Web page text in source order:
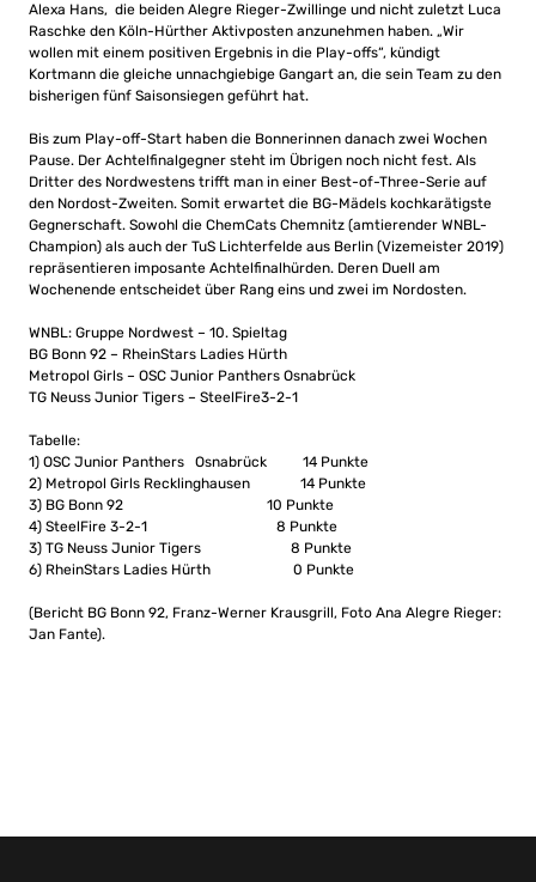
Alexa Hans, die beiden Alegre Rieger-Zwillinge und nicht zuletzt Luca
Raschke den Köln-Hürther Aktivposten anzunehmen haben. „Wir
wollen mit einem positiven Ergebnis in die Play-offs“, kündigt
Kortmann die gleiche unnachgiebige Gangart an, die sein Team zu den
bisherigen fünf Saisonsiegen geführt hat.
Bis zum Play-off-Start haben die Bonnerinnen danach zwei Wochen
Pause. Der Achtelfinalgegner steht im Übrigen noch nicht fest. Als
Dritter des Nordwestens trifft man in einer Best-of-Three-Serie auf
den Nordost-Zweiten. Somit erwartet die BG-Mädels kochkarätigste
Gegnerschaft. Sowohl die ChemCats Chemnitz (amtierender WNBL-
Champion) als auch der TuS Lichterfelde aus Berlin (Vizemeister 2019)
repräsentieren imposante Achtelfinalhürden. Deren Duell am
Wochenende entscheidet über Rang eins und zwei im Nordosten.
WNBL: Gruppe Nordwest – 10. Spieltag
BG Bonn 92 – RheinStars Ladies Hürth
Metropol Girls – OSC Junior Panthers Osnabrück
TG Neuss Junior Tigers – SteelFire3-2-1
Tabelle:
1) OSC Junior Panthers Osnabrück 14 Punkte
2) Metropol Girls Recklinghausen 14 Punkte
3) BG Bonn 92 10 Punkte
4) SteelFire 3-2-1 8 Punkte
3) TG Neuss Junior Tigers 8 Punkte
6) RheinStars Ladies Hürth 0 Punkte
(Bericht BG Bonn 92, Franz-Werner Krausgrill, Foto Ana Alegre Rieger:
Jan Fante).